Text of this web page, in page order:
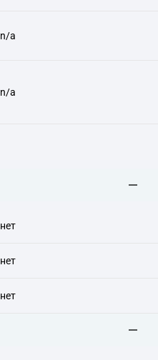
n/a
n/a
нет
нет
нет